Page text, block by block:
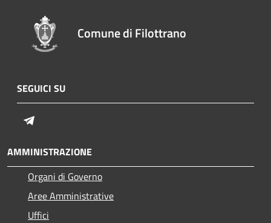
Comune di Filottrano
SEGUICI SU
AMMINISTRAZIONE
Organi di Governo
Aree Amministrative
Uffici